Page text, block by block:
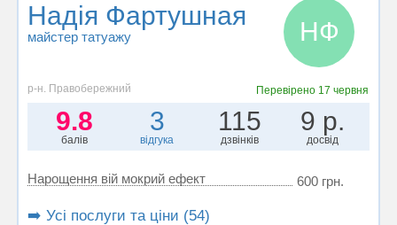
Надія Фартушная
майстер татуажу НФ
р-н. Правобережний Перевірено 17 червня
9.8
балів
3
відгука
115
дзвінків
9 р.
досвід
Нарощення вій мокрий ефект 600 грн.
➡️ Усі послуги та ціни (54)